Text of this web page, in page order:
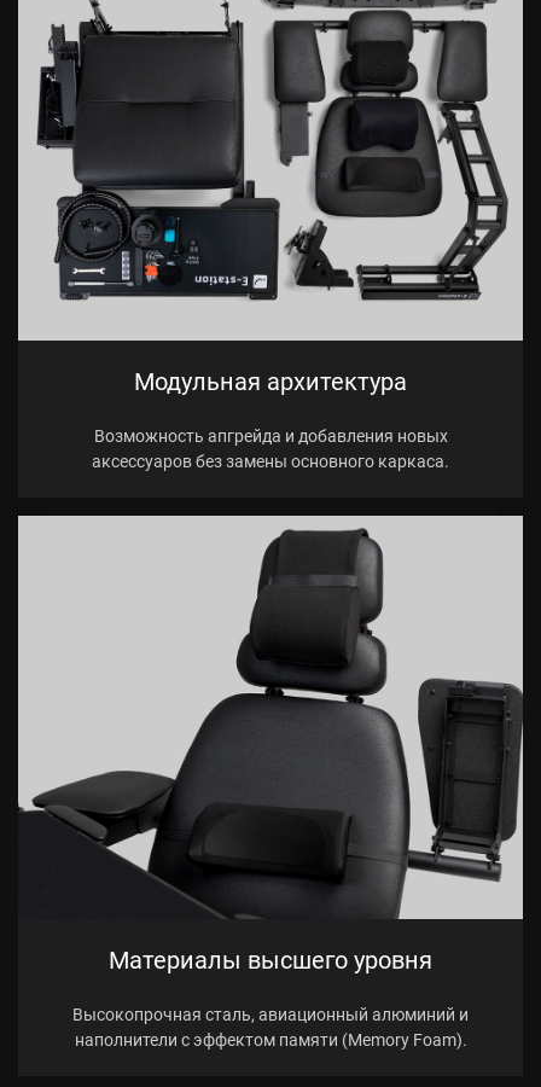
Модульная архитектура
Возможность апгрейда и добавления новых
аксессуаров без замены основного каркаса.
Материалы высшего уровня
Высокопрочная сталь, авиационный алюминий и
наполнители с эффектом памяти (Memory Foam).